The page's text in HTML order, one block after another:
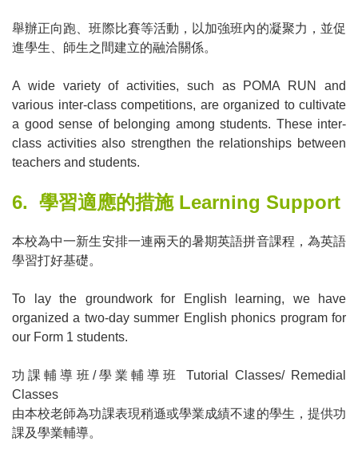
舉辦正向跑、班際比賽等活動，以加強班內的凝聚力，並促
進學生、師生之間建立的融洽關係。
A wide variety of activities, such as POMA RUN and
various inter-class competitions, are organized to cultivate
a good sense of belonging among students. These inter-
class activities also strengthen the relationships between
teachers and students.
6. 學習適應的措施 Learning Support
本校為中一新生安排一連兩天的暑期英語拼音課程，為英語
學習打好基礎。
To lay the groundwork for English learning, we have
organized a two-day summer English phonics program for
our Form 1 students.
功課輔導班 /學業輔導班
Tutorial Classes/ Remedial
Classes
由本校老師為功課表現稍遜或學業成績不逮的學生，提供功
課及學業輔導。